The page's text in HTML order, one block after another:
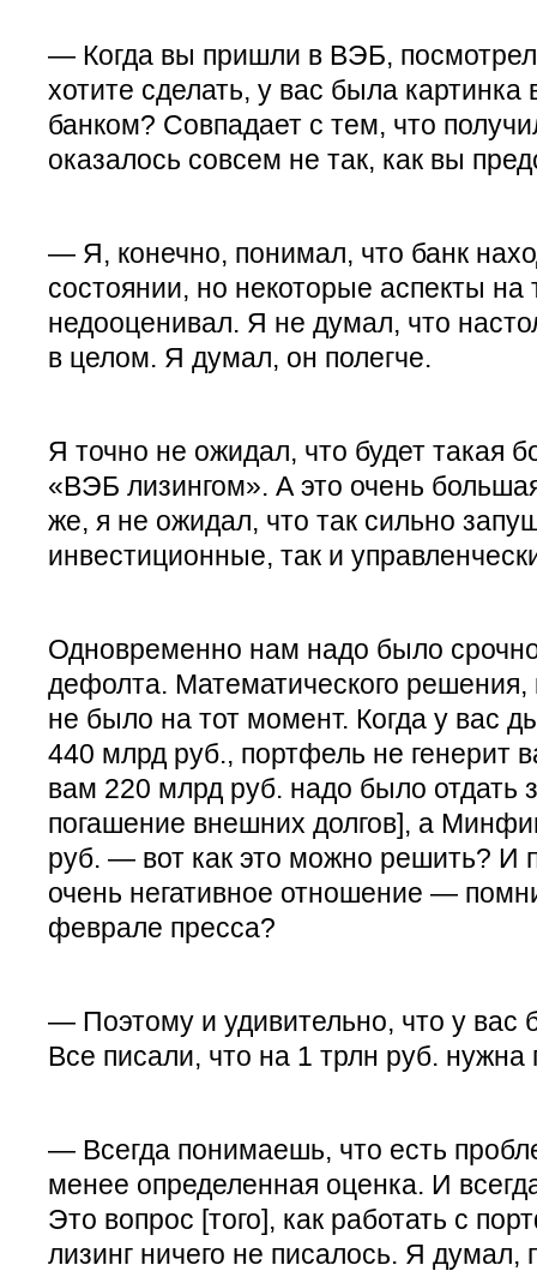
— Когда вы пришли в ВЭБ,
хотите сделать, у вас была картинка
банком? Совпадает с тем, что
оказалось совсем не так, как вы
— Я, конечно, понимал, что банк
состоянии, но некоторые аспекты на
недооценивал. Я не думал, что
в целом. Я думал, он полегче.
Я точно не ожидал, что будет такая
«ВЭБ лизингом». А это очень
же, я не ожидал, что так сильно
инвестиционные, так и
Одновременно нам надо было срочно
дефолта. Математического
не было на тот момент. Когда у вас
440 млрд руб., портфель не генерит
вам 220 млрд руб. надо было отдать
погашение внешних долгов], а
руб. — вот как это можно решить? И
очень негативное отношение —
феврале пресса?
— Поэтому и удивительно, что у
Все писали, что на 1 трлн руб.
— Всегда понимаешь, что есть
менее определенная оценка. И
Это вопрос [того], как работать с
лизинг ничего не писалось. Я думал,